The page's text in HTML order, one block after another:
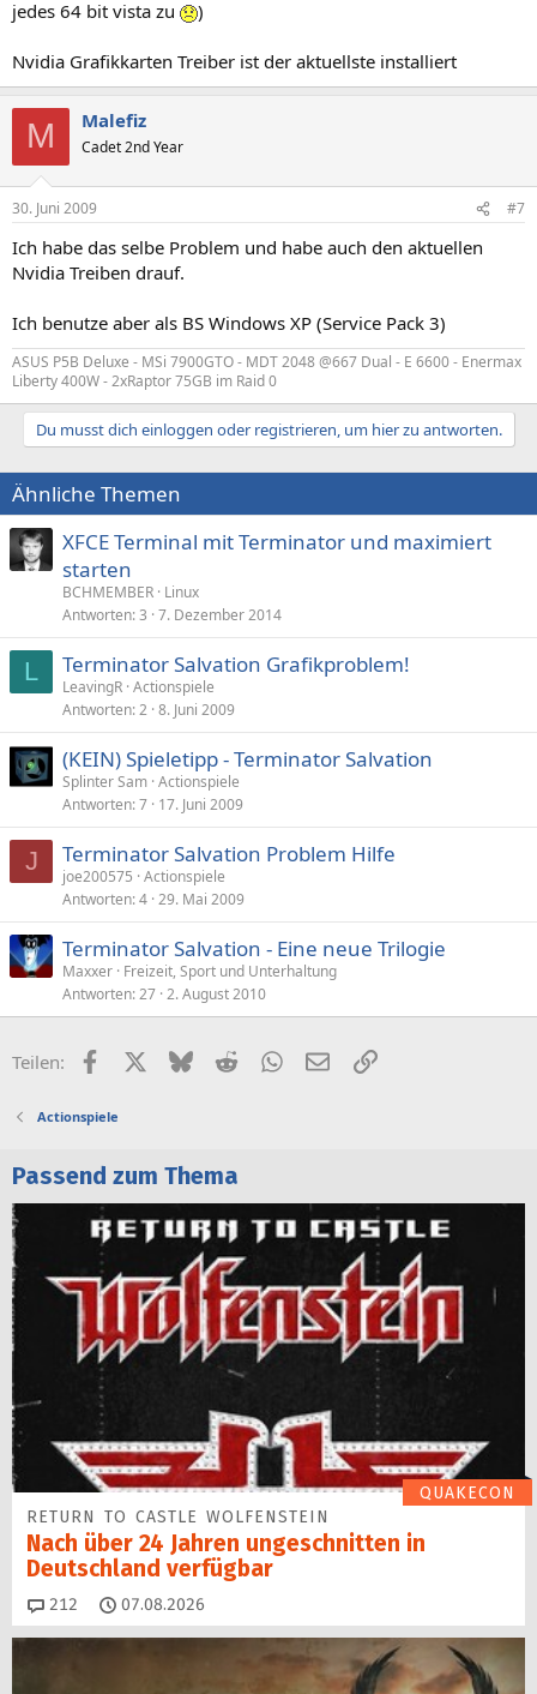
jedes 64 bit vista zu )
Nvidia Grafikkarten Treiber ist der aktuellste installiert
M Malefiz
Cadet 2nd Year
30. Juni 2009 #7
Ich habe das selbe Problem und habe auch den aktuellen
Nvidia Treiben drauf.
Ich benutze aber als BS Windows XP (Service Pack 3)
ASUS P5B Deluxe - MSi 7900GTO - MDT 2048 @667 Dual - E 6600 - Enermax
Liberty 400W - 2xRaptor 75GB im Raid 0
Du musst dich einloggen oder registrieren, um hier zu antworten.
Ähnliche Themen
XFCE Terminal mit Terminator und maximiert
starten
BCHMEMBER Linux
Antworten 3 7. Dezember 2014
L Terminator Salvation Grafikproblem!
LeavingR Actionspiele
Antworten 2 8. Juni 2009
(KEIN) Spieletipp - Terminator Salvation
Splinter Sam Actionspiele
Antworten 7 17. Juni 2009
J Terminator Salvation Problem Hilfe
joe200575 Actionspiele
Antworten 4 29. Mai 2009
Terminator Salvation - Eine neue Trilogie
Maxxer Freizeit, Sport und Unterhaltung
Antworten 27 2. August 2010
Teilen: FacebookX (Twitter)
BlueskyRedditWhatsApp
E-MailLink
Actionspiele
Passend zum Thema
QUAKECON
RETURN TO CASTLE WOLFENSTEIN
Nach über 24 Jahren ungeschnitten in
Deutschland verfügbar
212 Kommentare
07.08.2026